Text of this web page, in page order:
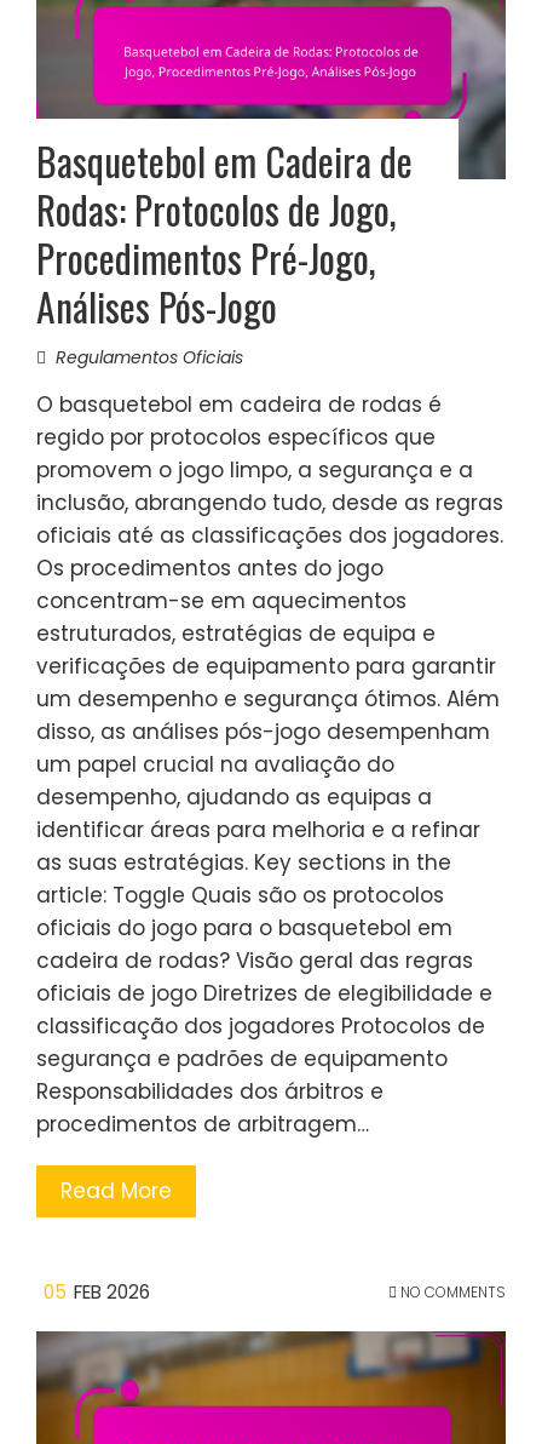
Basquetebol em Cadeira de
Rodas: Protocolos de Jogo,
Procedimentos Pré-Jogo,
Análises Pós-Jogo
Regulamentos Oficiais
O basquetebol em cadeira de rodas é
regido por protocolos específicos que
promovem o jogo limpo, a segurança e a
inclusão, abrangendo tudo, desde as regras
oficiais até as classificações dos jogadores.
Os procedimentos antes do jogo
concentram-se em aquecimentos
estruturados, estratégias de equipa e
verificações de equipamento para garantir
um desempenho e segurança ótimos. Além
disso, as análises pós-jogo desempenham
um papel crucial na avaliação do
desempenho, ajudando as equipas a
identificar áreas para melhoria e a refinar
as suas estratégias. Key sections in the
article: Toggle Quais são os protocolos
oficiais do jogo para o basquetebol em
cadeira de rodas? Visão geral das regras
oficiais de jogo Diretrizes de elegibilidade e
classificação dos jogadores Protocolos de
segurança e padrões de equipamento
Responsabilidades dos árbitros e
procedimentos de arbitragem…
Read More
05 FEB 2026 NO COMMENTS